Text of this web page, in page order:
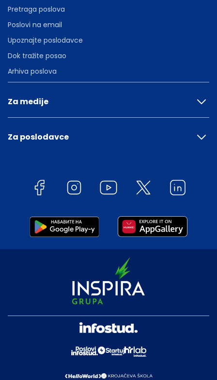
Pretraga poslova
Poslovi na email
Upoznajte poslodavce
Dok tražite posao
Arhiva poslova
Za medije
Za poslodavce